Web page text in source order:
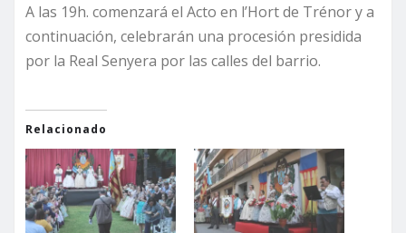
A las 19h. comenzará el Acto en l’Hort de Trénor y a
continuación, celebrarán una procesión presidida
por la Real Senyera por las calles del barrio.
Relacionado